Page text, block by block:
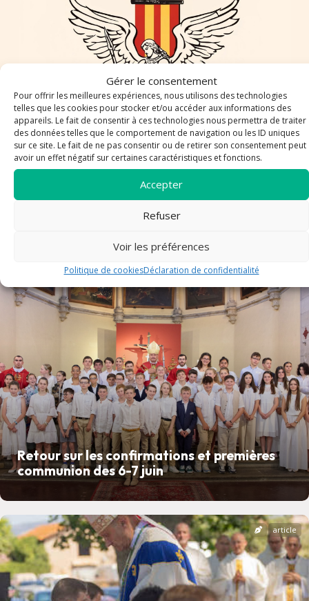
Gérer le consentement
Pour offrir les meilleures expériences, nous utilisons des technologies
telles que les cookies pour stocker et/ou accéder aux informations des
appareils. Le fait de consentir à ces technologies nous permettra de traiter
des données telles que le comportement de navigation ou les ID uniques
sur ce site. Le fait de ne pas consentir ou de retirer son consentement peut
avoir un effet négatif sur certaines caractéristiques et fonctions.
Accepter
Refuser
Voir les préférences
Politique de cookiesDéclaration de confidentialité
Le Lien n°997- dimanche – 28 juin 2026
Retour sur les confirmations et premières
communion des 6-7 juin
article